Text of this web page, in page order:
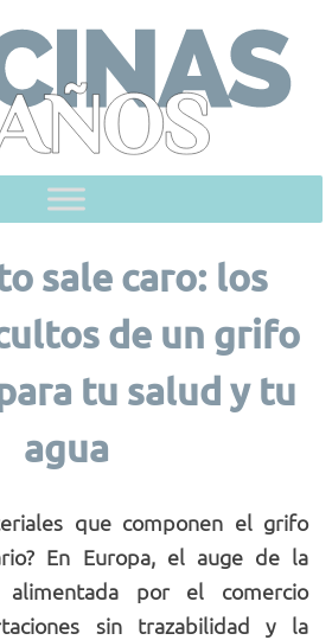
content
sale caro: los
de un grifo
tu salud y tu
agua
que componen el grifo
En Europa, el auge de la
alimentada por el comercio
sin trazabilidad y la